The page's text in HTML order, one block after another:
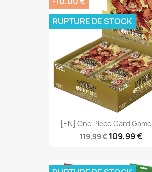
[EN] One Piece Card
119,99 € 109,99 €
RUPTURE DE STOCK